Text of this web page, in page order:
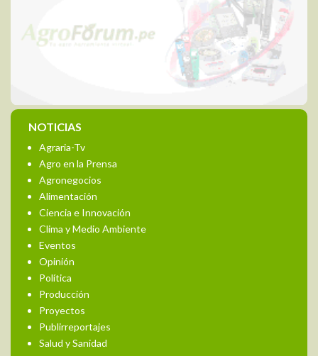
NOTICIAS
Agraria-Tv
Agro en la Prensa
Agronegocios
Alimentación
Ciencia e Innovación
Clima y Medio Ambiente
Eventos
Opinión
Política
Producción
Proyectos
Publirreportajes
Salud y Sanidad